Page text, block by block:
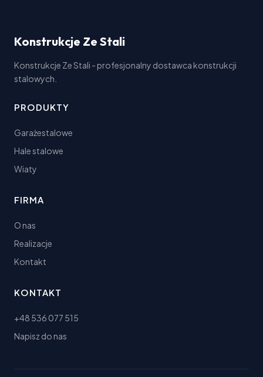
Konstrukcje Ze Stali
Konstrukcje Ze Stali - profesjonalny dostawca konstrukcji
stalowych.
PRODUKTY
Garażestalowe
Hale stalowe
Wiaty
FIRMA
O nas
Realizacje
Kontakt
KONTAKT
+48 536 077 515
Napisz do nas